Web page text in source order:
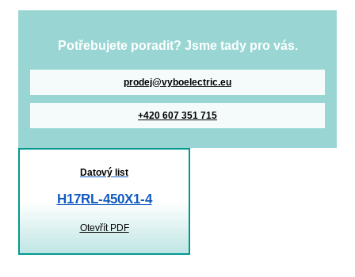
Potřebujete poradit? Jsme tady pro vás.
prodej@vyboelectric.eu
+420 607 351 715
Datový list
H17RL-450X1-4
Otevřít PDF